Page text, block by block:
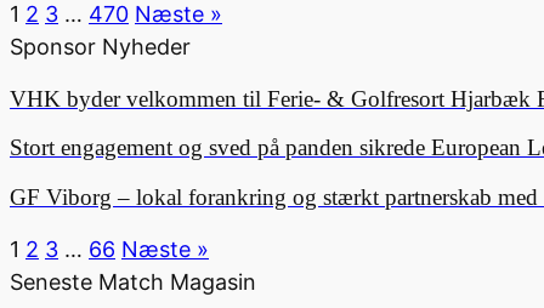
1 2 3 … 470 Næste »
Sponsor Nyheder
VHK byder velkommen til Ferie- & Golfresort Hjarbæk
Stort engagement og sved på panden sikrede European
GF Viborg – lokal forankring og stærkt partnerskab
1 2 3 … 66 Næste »
Seneste Match Magasin